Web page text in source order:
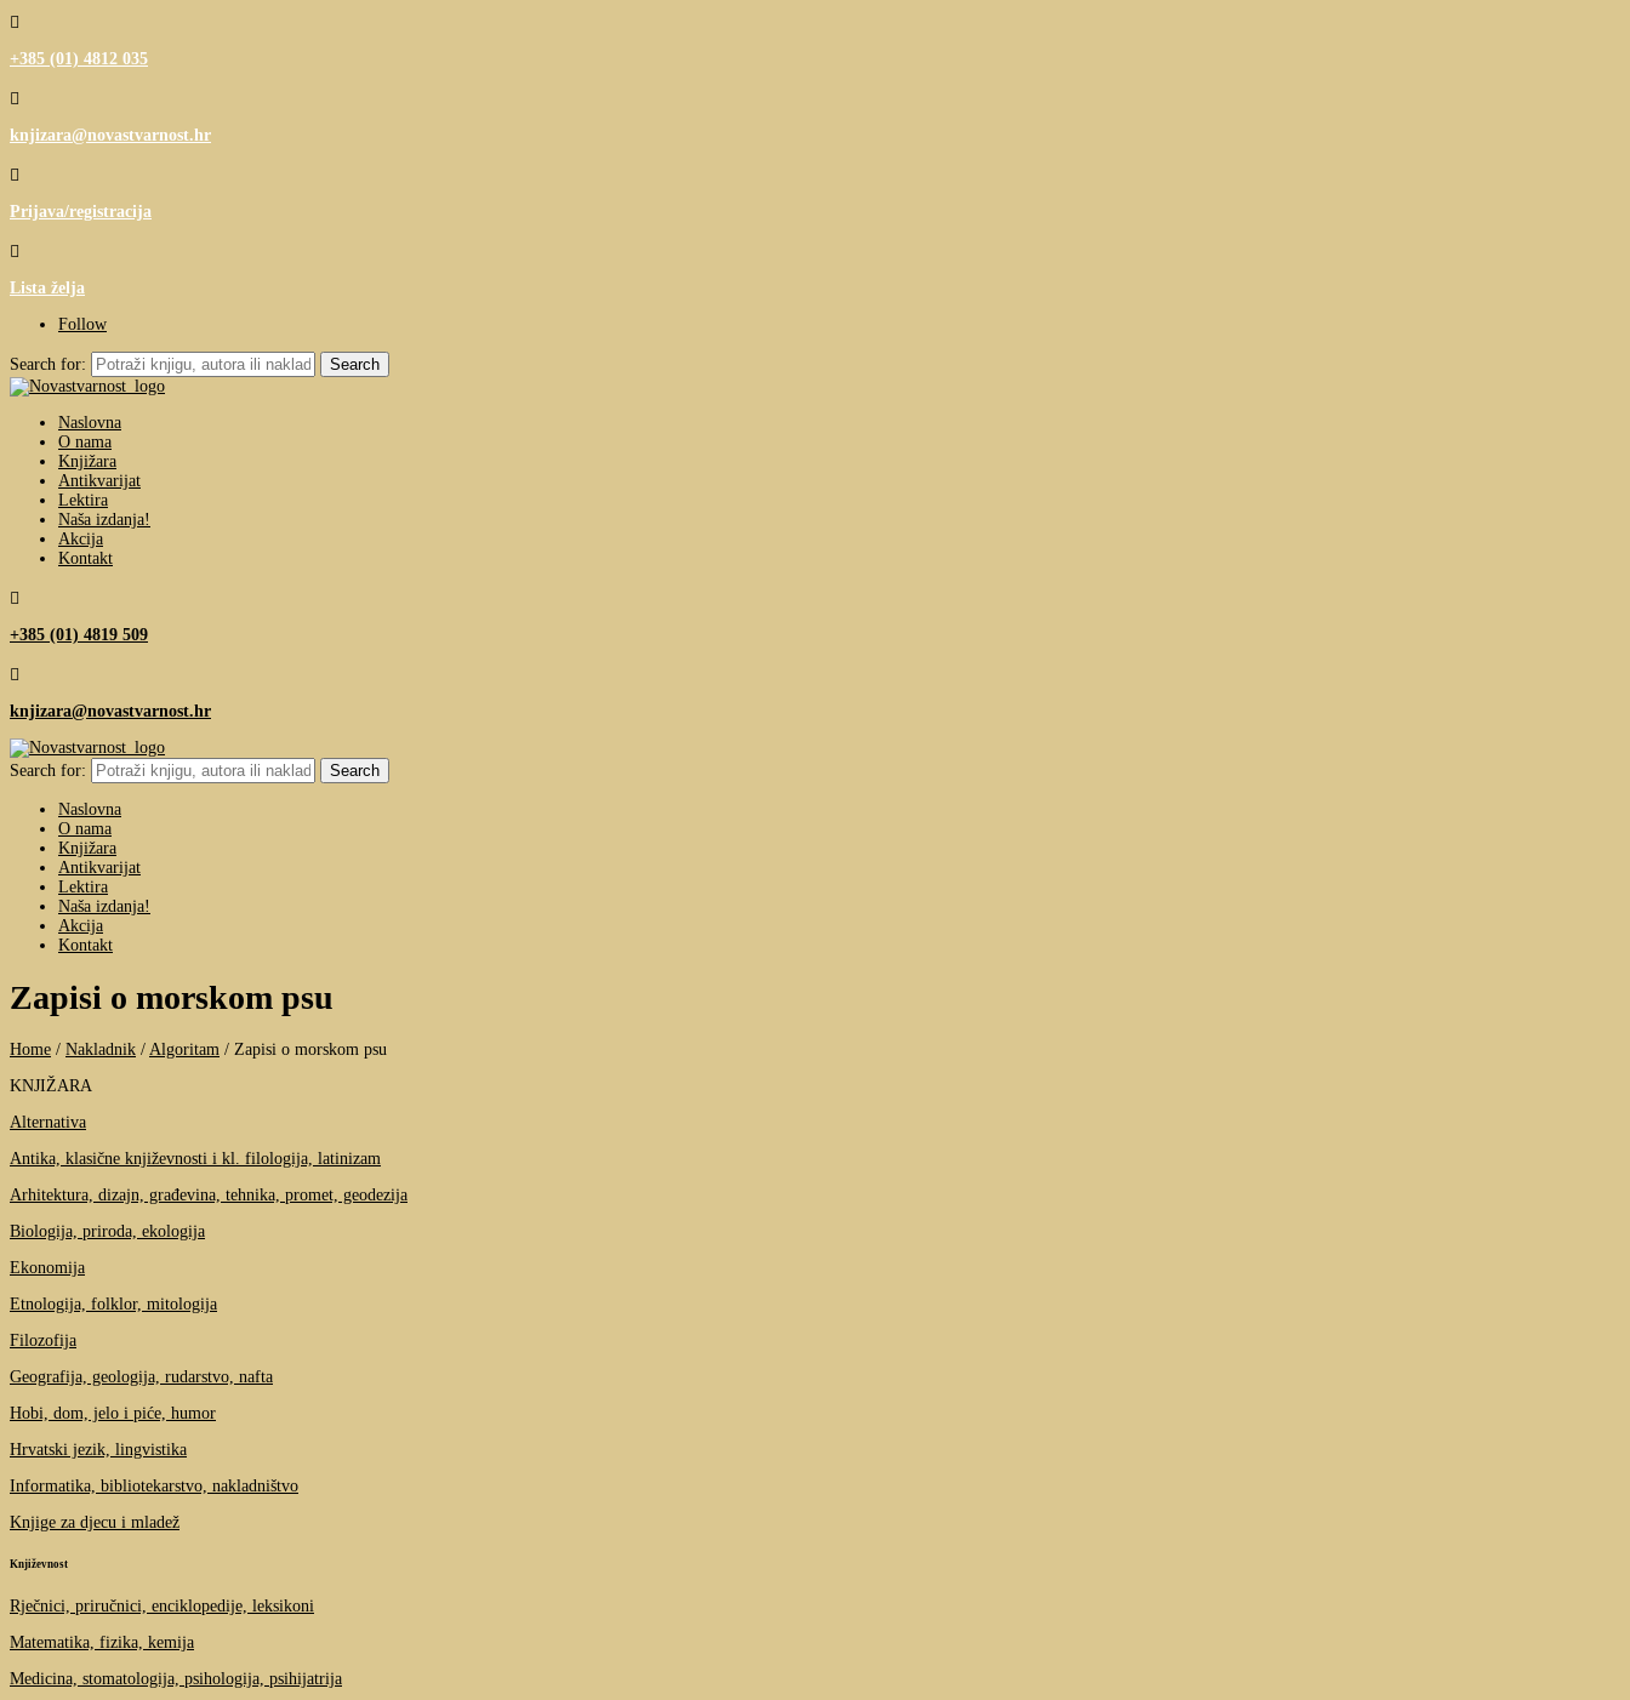

+385 (01) 4812 035

knjizara@novastvarnost.hr

Prijava/registracija

Lista želja
Follow
Search for:
Naslovna
O nama
Knjižara
Antikvarijat
Lektira
Naša izdanja!
Akcija
Kontakt

+385 (01) 4819 509

knjizara@novastvarnost.hr
Search for:
Naslovna
O nama
Knjižara
Antikvarijat
Lektira
Naša izdanja!
Akcija
Kontakt
Zapisi o morskom psu
Home / Nakladnik / Algoritam / Zapisi o morskom psu
KNJIŽARA
Alternativa
Antika, klasične književnosti i kl. filologija, latinizam
Arhitektura, dizajn, građevina, tehnika, promet, geodezija
Biologija, priroda, ekologija
Ekonomija
Etnologija, folklor, mitologija
Filozofija
Geografija, geologija, rudarstvo, nafta
Hobi, dom, jelo i piće, humor
Hrvatski jezik, lingvistika
Informatika, bibliotekarstvo, nakladništvo
Knjige za djecu i mladež
Književnost
Rječnici, priručnici, enciklopedije, leksikoni
Matematika, fizika, kemija
Medicina, stomatologija, psihologija, psihijatrija